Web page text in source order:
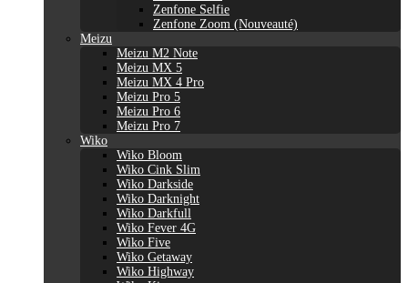
Zenfone Selfie
Zenfone Zoom (Nouveauté)
Meizu
Meizu M2 Note
Meizu MX 5
Meizu MX 4 Pro
Meizu Pro 5
Meizu Pro 6
Meizu Pro 7
Wiko
Wiko Bloom
Wiko Cink Slim
Wiko Darkside
Wiko Darknight
Wiko Darkfull
Wiko Fever 4G
Wiko Five
Wiko Getaway
Wiko Highway